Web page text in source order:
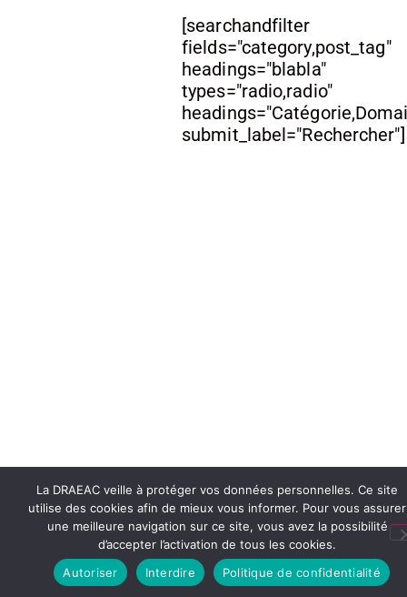
[searchandfilter
fields="category,post_tag"
headings="blabla"
types="radio,radio"
submit_label="Rechercher"]
La DRAEAC veille à protéger vos données personnelles. Ce site
utilise des cookies afin de mieux vous informer. Pour vous assurer
une meilleure navigation sur ce site, vous avez la possibilité
d’accepter l’activation de tous les cookies.
Autoriser
Interdire Politique de confidentialité